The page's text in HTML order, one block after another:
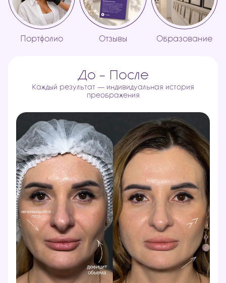
Портфолио Отзывы Образование
До - После
Каждый результат — индивидуальная история
преображения